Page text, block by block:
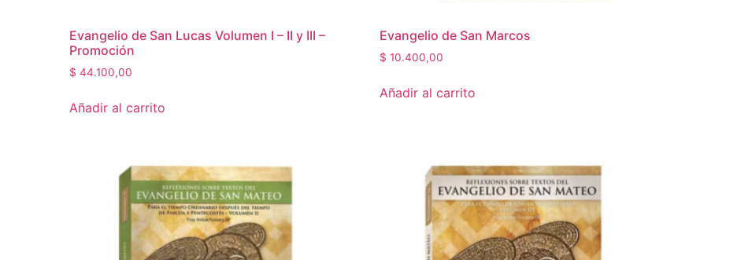
Evangelio de San Lucas Volumen I – II y III –
Promoción
$ 44.100,00
Añadir al carrito
Evangelio de San Marcos
$ 10.400,00
Añadir al carrito